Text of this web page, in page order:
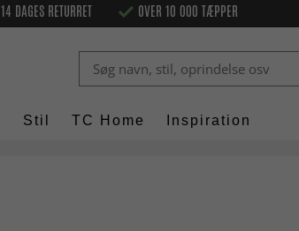
14 DAGES RETURRET OVER 10 000 TÆPPER
Stil TC Home Inspiration